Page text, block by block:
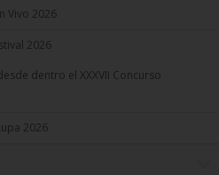
Vivo 2026
2026
dentro el XXXVII Concurso
2026